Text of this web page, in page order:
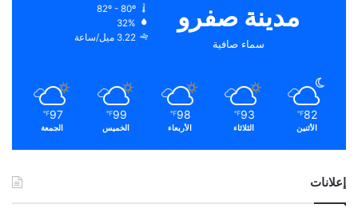
مدينة صفرو
سماء صافية
82º - 80º
32%
3.22 ميل/ساعة
82
℉
الأثنين
93
℉
الثلاثاء
98
℉
الأربعاء
99
℉
الخميس
97
℉
الجمعة
إعلانات